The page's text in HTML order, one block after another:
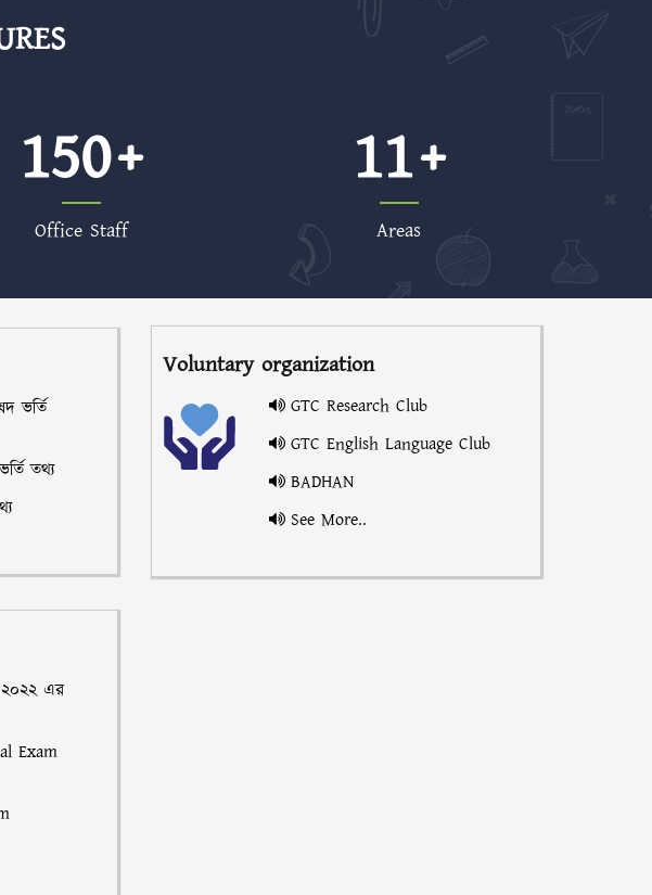
150
Office Staff
11
Areas
ভর্তি
তথ্য
Voluntary organization
GTC Research Club
GTC English Language Club
BADHAN
See More..
২০২২ এর
Exam